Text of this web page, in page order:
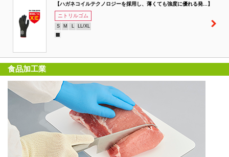
【ハガネコイルテクノロジーを採用し、薄くても強度に優れる発...】
ニトリルゴム
S M LL/XL
食品加工業